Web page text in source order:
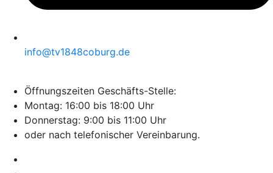
info@tv1848coburg.de
Öffnungszeiten Geschäfts-Stelle:
Montag: 16:00 bis 18:00 Uhr
Donnerstag: 9:00 bis 11:00 Uhr
oder nach telefonischer Vereinbarung.